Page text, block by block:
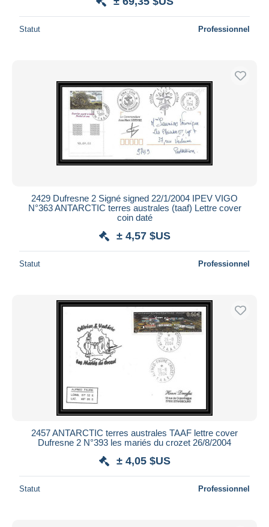
Statut Professionnel
2429 Dufresne 2 Signé signed 22/1/2004 IPEV VIGO
N°363 ANTARCTIC terres australes (taaf) Lettre cover
coin daté
± 4,57 $US
Statut Professionnel
2457 ANTARCTIC terres australes TAAF lettre cover
Dufresne 2 N°393 les mariés du crozet 26/8/2004
± 4,05 $US
Statut Professionnel